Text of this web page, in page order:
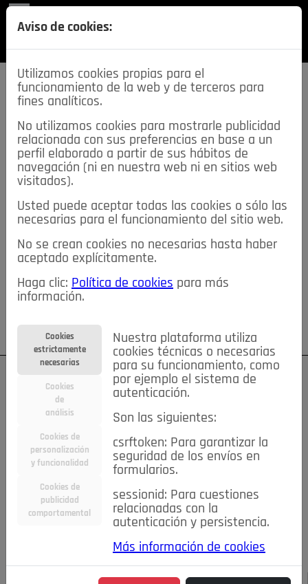
SECCIONES
descarga esta
REVISTA
≡NOTICIAS
NOTICIAS SERVICIOS DE INTERÉS
TABLÓN DE ANUNCIOS MIS ANUNCIOS CONTACTO
NOSOTROS
Su cuenta Regístrese ¿Olvidó su contraseña?
Todas las noticias..
#TePrestoMisOjos Caridad
Ciencia&Tecnología
Economía
Entretenimiento
Estilo de Vida
Internacional
Madrid Opinión IN
Pozuelo de Alarcón
Salud 🔴 En Directo
NOTICIAS
Aviso de cookies:
Utilizamos cookies propias para el
funcionamiento de la web y de terceros para
fines analíticos.
No utilizamos cookies para mostrarle publicidad
relacionada con sus preferencias en base a un
perfil elaborado a partir de sus hábitos de
navegación (ni en nuestra web ni en sitios web
visitados).
Usted puede aceptar todas las cookies o sólo las
necesarias para el funcionamiento del sitio web.
No se crean cookies no necesarias hasta haber
aceptado explícitamente.
Haga clic: Política de cookies para más
información.
Cookies
estrictamente
necesarias
Cookies
de
análisis
Cookies de
personalización
y funcionalidad
Cookies de
publicidad
comportamental
Nuestra plataforma utiliza
cookies técnicas o necesarias
para su funcionamiento, como
por ejemplo el sistema de
autenticación.
Son las siguientes:
csrftoken: Para garantizar la
seguridad de los envíos en
formularios.
sessionid: Para cuestiones
relacionadas con la
autenticación y persistencia.
Más información de cookies